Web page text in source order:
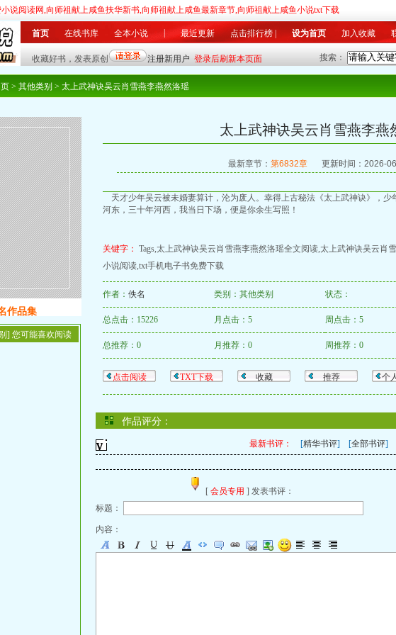
说阅读网,向师祖献上咸鱼扶华新书,向师祖献上咸鱼最新章节,向师祖献上咸鱼小说txt下载
首页 在线书库 全本小说 最近更新 点击排行榜 设为首页 加入收藏
搜索：
| 言情 都市| 历史 军事| 科幻 灵异| 游戏 竞技| 美文 同人| 其他| 总推荐榜| 月排行榜| 月推荐榜|
] 您可能喜欢阅读
> 其他类别 > 太上武神诀吴云肖雪燕李燕然洛瑶
作品集
太上武神诀吴云肖雪燕李燕
最新章节： 第6832章 更新时间：2026-
天才少年吴云被未婚妻算计，沦为废人。幸得上古秘法《太上武神诀》，
河东，三十年河西，我当日下场，便是你余生写照！
关键字： Tags,太上武神诀吴云肖雪燕李燕然洛瑶全文阅读,太上武神诀吴云肖
小说阅读,txt手机电子书免费下载
作者： 佚名 类别：其他类别 状态：
总点击：15226 月点击：5 周点击：5
总推荐：0 月推荐：0 周推荐：0
点击阅读 TXT下载 收藏 推荐 个
作品评分：
最新书评： [精华书评] [全部书评]
[ 会员专用 ] 发表书评：
标题：
内容：